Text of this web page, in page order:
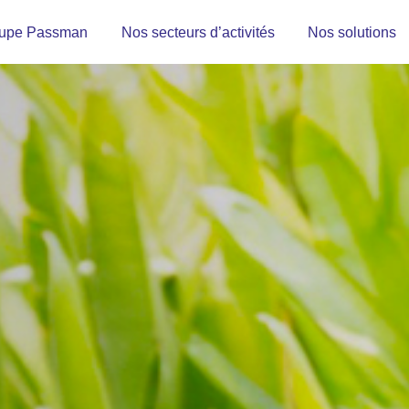
Passman Nos secteurs d’activités Nos solutions